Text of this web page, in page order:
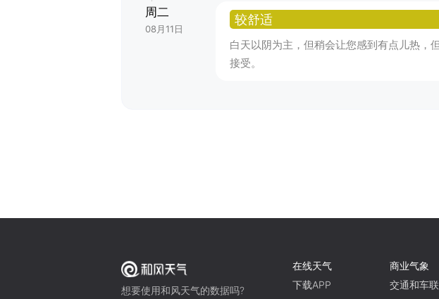
周二
08月11日
较舒适
白天以阴为主，但稍会让您感到有点儿热，
接受。
想要使用和风天气的数据吗?
在线天气
下载APP
商业气象
交通和车